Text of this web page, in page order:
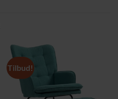
Tilbud!